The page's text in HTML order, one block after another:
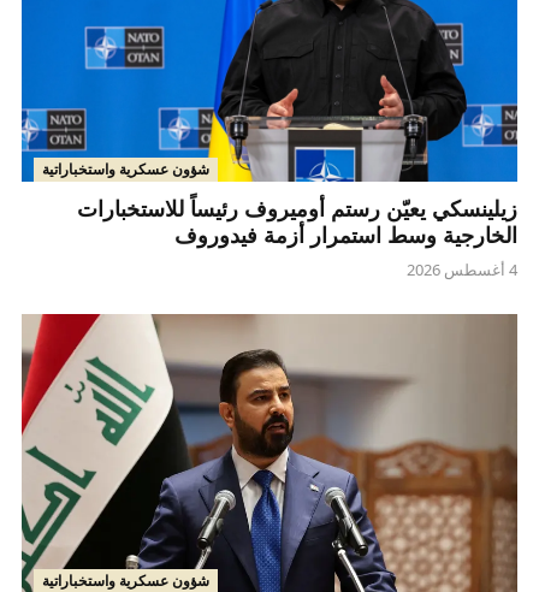
شؤون عسكرية واستخباراتية
زيلينسكي يعيّن رستم أوميروف رئيساً للاستخبارات
الخارجية وسط استمرار أزمة فيدوروف
4 أغسطس 2026
شؤون عسكرية واستخباراتية